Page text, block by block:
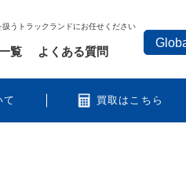
うトラックランドにお任せください
て 買取はこちら
覧 よくある質問